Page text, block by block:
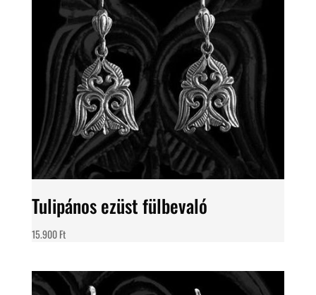
Tulipános ezüst fülbevaló
15.900Ft